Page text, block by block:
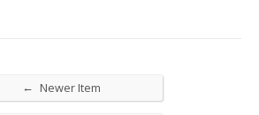
← Newer Item